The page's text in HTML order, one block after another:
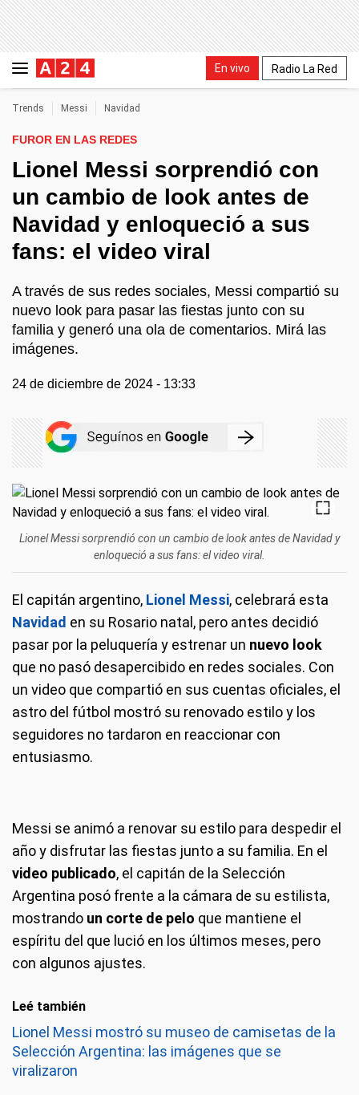
En vivo Radio La Red
Trends Messi Navidad
FUROR EN LAS REDES
Lionel Messi sorprendió con
un cambio de look antes de
Navidad y enloqueció a sus
fans: el video viral
A través de sus redes sociales, Messi compartió su
nuevo look para pasar las fiestas junto con su
familia y generó una ola de comentarios. Mirá las
imágenes.
24 de diciembre de 2024 - 13:33
Lionel Messi sorprendió con un cambio de look antes de Navidad y
enloqueció a sus fans: el video viral.
El capitán argentino, Lionel Messi, celebrará esta
Navidad en su Rosario natal, pero antes decidió
pasar por la peluquería y estrenar un nuevo look
que no pasó desapercibido en redes sociales. Con
un video que compartió en sus cuentas oficiales, el
astro del fútbol mostró su renovado estilo y los
seguidores no tardaron en reaccionar con
entusiasmo.
Messi se animó a renovar su estilo para despedir el
año y disfrutar las fiestas junto a su familia. En el
video publicado, el capitán de la Selección
Argentina posó frente a la cámara de su estilista,
mostrando un corte de pelo que mantiene el
espíritu del que lució en los últimos meses, pero
con algunos ajustes.
Leé también
Lionel Messi mostró su museo de camisetas de la
Selección Argentina: las imágenes que se
viralizaron